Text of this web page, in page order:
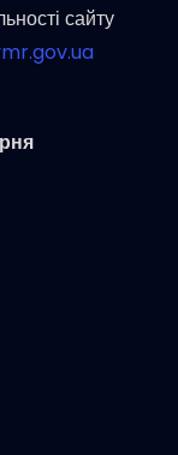
сайту